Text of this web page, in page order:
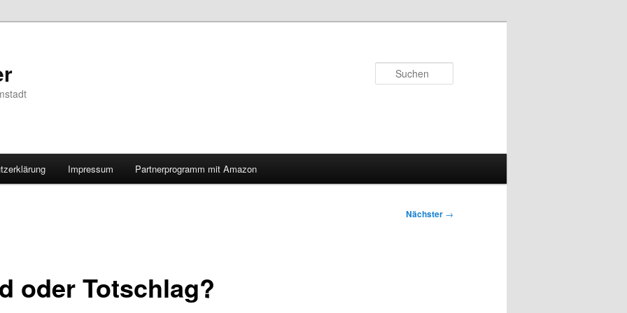
Impressum Partnerprogramm mit Amazon
Nächster →
oder Totschlag?